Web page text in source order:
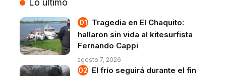
Lo último
Tragedia en El Chaquito:
hallaron sin vida al kitesurfista
Fernando Cappi
agosto 7, 2026
El frío seguirá durante el fin